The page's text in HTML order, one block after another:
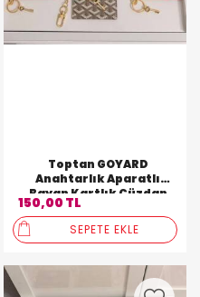
Toptan GOYARD
Anahtarlık Aparatlı
Bayan Kartlık Cüzdan
150,00 TL
SEPETE EKLE